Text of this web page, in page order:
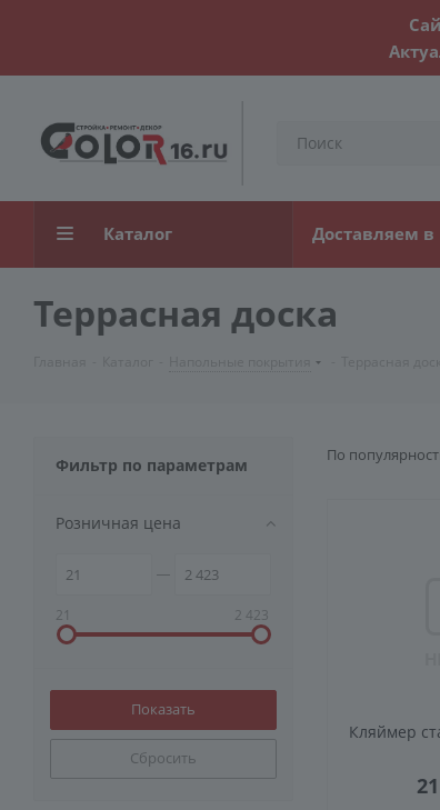
Каталог Доставляем в
Террасная доска
По
Кляймер
21
Фильтр по параметрам
Розничная цена
21 2 423
Сбросить